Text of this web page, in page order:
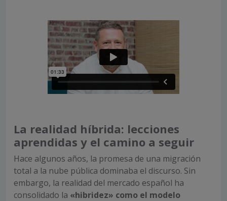
La realidad híbrida: lecciones
aprendidas y el camino a seguir
Hace algunos años, la promesa de una migración
total a la nube pública dominaba el discurso. Sin
embargo, la realidad del mercado español ha
consolidado la «hibridez» como el modelo